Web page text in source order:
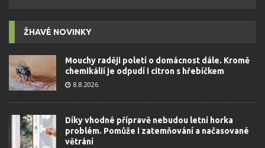
ŽHAVÉ NOVINKY
Mouchy raději poletí o domácnost dále. Kromě
chemikálií je odpudí i citron s hřebíčkem
8.8.2026
Díky vhodné přípravě nebudou letní horka
problém. Pomůže i zatemňování a načasované
větrání